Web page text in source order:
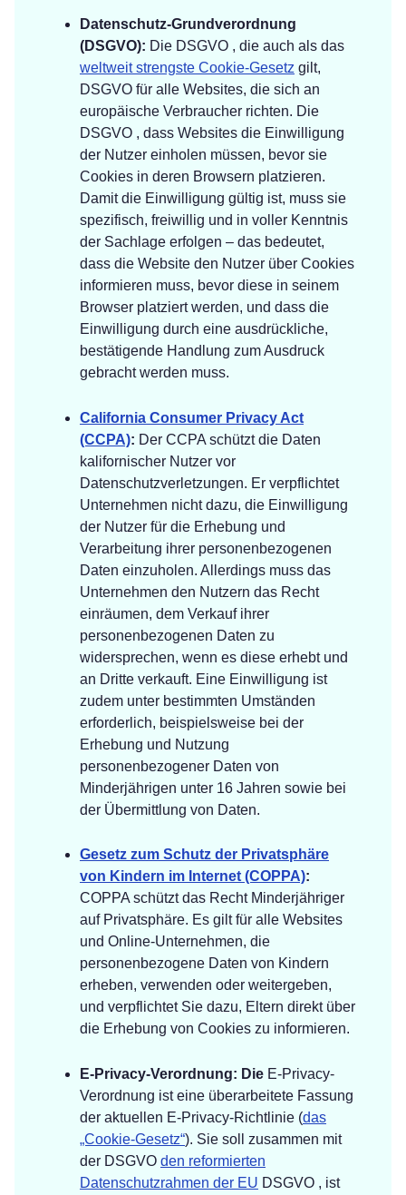
Datenschutz-Grundverordnung
(DSGVO): Die DSGVO , die auch als das
weltweit strengste Cookie-Gesetz gilt,
DSGVO für alle Websites, die sich an
europäische Verbraucher richten. Die
DSGVO , dass Websites die Einwilligung
der Nutzer einholen müssen, bevor sie
Cookies in deren Browsern platzieren.
Damit die Einwilligung gültig ist, muss sie
spezifisch, freiwillig und in voller Kenntnis
der Sachlage erfolgen – das bedeutet,
dass die Website den Nutzer über Cookies
informieren muss, bevor diese in seinem
Browser platziert werden, und dass die
Einwilligung durch eine ausdrückliche,
bestätigende Handlung zum Ausdruck
gebracht werden muss.
California Consumer Privacy Act
(CCPA): Der CCPA schützt die Daten
kalifornischer Nutzer vor
Datenschutzverletzungen. Er verpflichtet
Unternehmen nicht dazu, die Einwilligung
der Nutzer für die Erhebung und
Verarbeitung ihrer personenbezogenen
Daten einzuholen. Allerdings muss das
Unternehmen den Nutzern das Recht
einräumen, dem Verkauf ihrer
personenbezogenen Daten zu
widersprechen, wenn es diese erhebt und
an Dritte verkauft. Eine Einwilligung ist
zudem unter bestimmten Umständen
erforderlich, beispielsweise bei der
Erhebung und Nutzung
personenbezogener Daten von
Minderjährigen unter 16 Jahren sowie bei
der Übermittlung von Daten.
Gesetz zum Schutz der Privatsphäre
von Kindern im Internet (COPPA):
COPPA schützt das Recht Minderjähriger
auf Privatsphäre. Es gilt für alle Websites
und Online-Unternehmen, die
personenbezogene Daten von Kindern
erheben, verwenden oder weitergeben,
und verpflichtet Sie dazu, Eltern direkt über
die Erhebung von Cookies zu informieren.
E-Privacy-Verordnung: Die E-Privacy-
Verordnung ist eine überarbeitete Fassung
der aktuellen E-Privacy-Richtlinie (das
„Cookie-Gesetz“). Sie soll zusammen mit
der DSGVO den reformierten
Datenschutzrahmen der EU DSGVO , ist